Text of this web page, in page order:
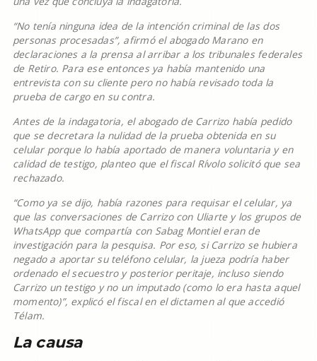
“No tenía ninguna idea de la intención criminal de las dos
personas procesadas”, afirmó el abogado Marano en
declaraciones a la prensa al arribar a los tribunales federales
de Retiro. Para ese entonces ya había mantenido una
entrevista con su cliente pero no había revisado toda la
prueba de cargo en su contra.
Antes de la indagatoria, el abogado de Carrizo había pedido
que se decretara la nulidad de la prueba obtenida en su
celular porque lo había aportado de manera voluntaria y en
calidad de testigo, planteo que el fiscal Rívolo solicitó que sea
rechazado.
“Como ya se dijo, había razones para requisar el celular, ya
que las conversaciones de Carrizo con Uliarte y los grupos de
WhatsApp que compartía con Sabag Montiel eran de
investigación para la pesquisa. Por eso, si Carrizo se hubiera
negado a aportar su teléfono celular, la jueza podría haber
ordenado el secuestro y posterior peritaje, incluso siendo
Carrizo un testigo y no un imputado (como lo era hasta aquel
momento)”, explicó el fiscal en el dictamen al que accedió
Télam.
La causa